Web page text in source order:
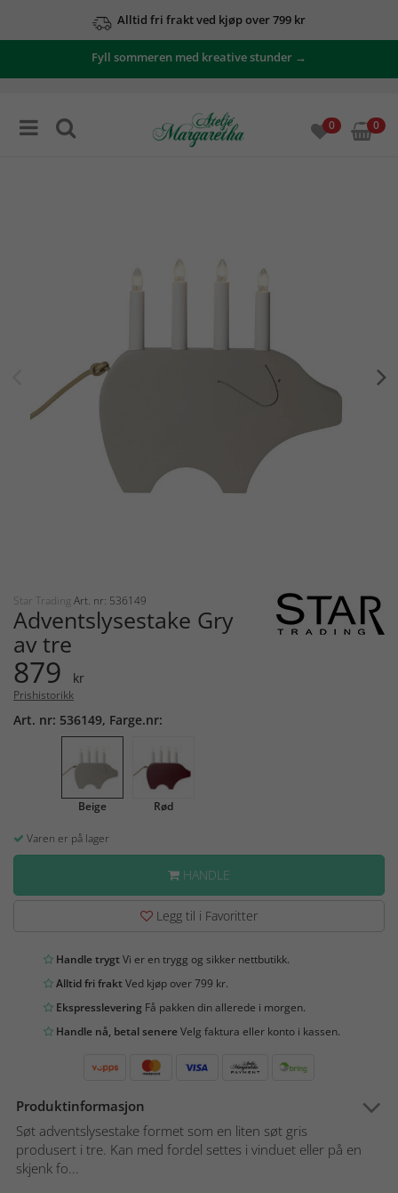
Alltid fri frakt ved kjøp over 799 kr
Fyll sommeren med kreative stunder →
0 0
Star Trading Art. nr: 536149
Adventslysestake Gry
av tre
879 kr
Prishistorikk
Art. nr: 536149, Farge.nr:
Beige Rød
Varen er på lager
HANDLE
Legg til i Favoritter
Handle trygtVi er en trygg og sikker nettbutikk.
Alltid fri fraktVed kjøp over 799 kr.
Ekspresslevering Få pakken din allerede i morgen.
Handle nå, betal senereVelg faktura eller konto i kassen.
Produktinformasjon
Søt adventslysestake formet som en liten søt gris
produsert i tre. Kan med fordel settes i vinduet eller på en
skjenk fo...